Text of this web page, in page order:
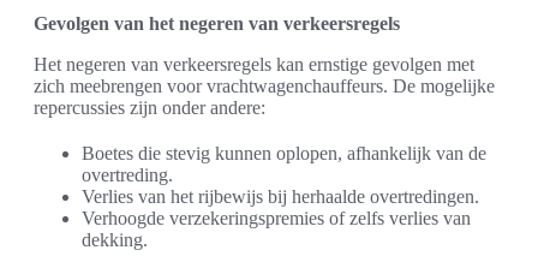
Gevolgen van het negeren van verkeersregels
Het negeren van verkeersregels kan ernstige gevolgen met
zich meebrengen voor vrachtwagenchauffeurs. De mogelijke
repercussies zijn onder andere:
Boetes die stevig kunnen oplopen, afhankelijk van de
overtreding.
Verlies van het rijbewijs bij herhaalde overtredingen.
Verhoogde verzekeringspremies of zelfs verlies van
dekking.